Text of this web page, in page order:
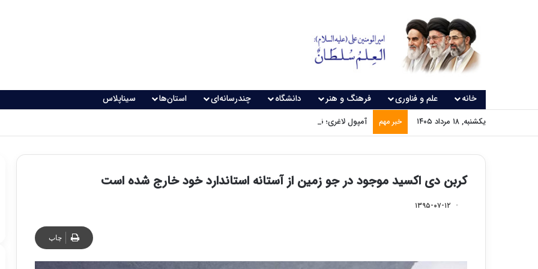
خانه علم و فناوری فرهنگ و هنر دانشگاه چندرسانه‌ای استان‌ها سیناپلاس
یکشنبه, ۱۸ مرداد ۱۴۰۵ خبر مهم آمپول لاغری؛ نسخه‌ای که بدون تغذیه خطرناک می‌شود
کربن دی اکسید موجود در جو زمین از آستانه استاندارد خود خارج شده است
۱۳۹۵-۰۷-۱۲
چاپ